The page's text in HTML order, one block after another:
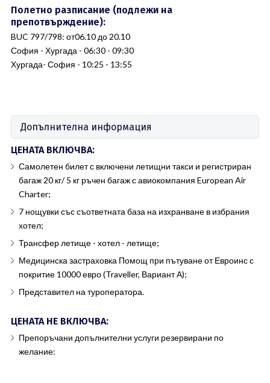
Полетно разписание (подлежи на
препотвърждение):
BUC 797/798: от06.10 до 20.10
София - Хургада - 06:30 - 09:30
Хургада- София - 10:25 - 13:55
Допълнителна информация
ЦЕНАТА ВКЛЮЧВА:
Самолетен билет с включени летищни такси и регистриран
багаж 20 кг/ 5 кг ръчен багаж с авиокомпания European Air
Charter;
7 нощувки със съответната база на изхранване в избрания
хотел;
Трансфер летище - хотел - летище;
Медицинска застраховка Помощ при пътуване от Евроинс с
покритие 10000 евро (Traveller, Вариант А);
Представител на туроператора.
ЦЕНАТА НЕ ВКЛЮЧВА:
Препоръчани допълнителни услуги резервирани по
желание: